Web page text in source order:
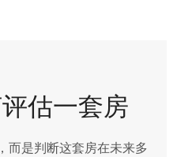
估一套房
而是判断这套房在未来多